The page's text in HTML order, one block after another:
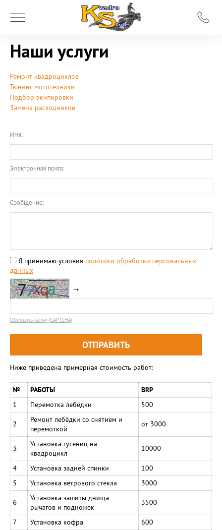
Наши услуги
Ремонт квадроциклов
Тюнинг мототехники
Подбор экипировки
Замена расходников
Имя:
Электронная почта:
Сообщение:
Я принимаю условия политики обработки персональных
данных
→
Обновить капчу (CAPTCHA)
Ниже приведена примерная стоимость работ:
№ РАБОТЫ
BRP
1
Перемотка лебёдки 500
2
Ремонт лебёдки со снятием и
перемоткой
от 3000
3
Установка гусениц на
квадроцикл
10000
4 Установка задней спинки
100
5
Установка ветрового стекла 3000
6
Установка зашиты днища
рычагов и подножек
3500
7 Установка кофра 600